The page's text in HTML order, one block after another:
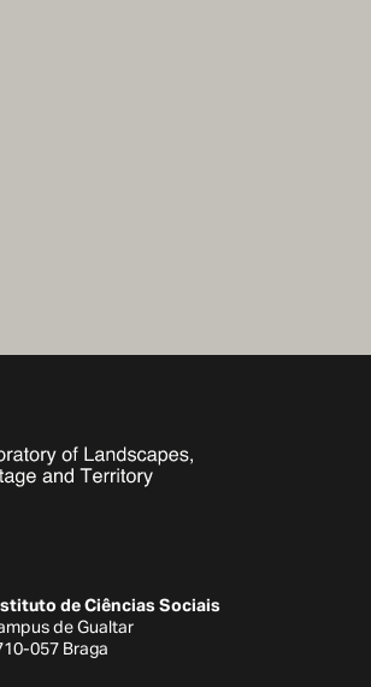
de Ciências Sociais
de Gualtar
057 Braga